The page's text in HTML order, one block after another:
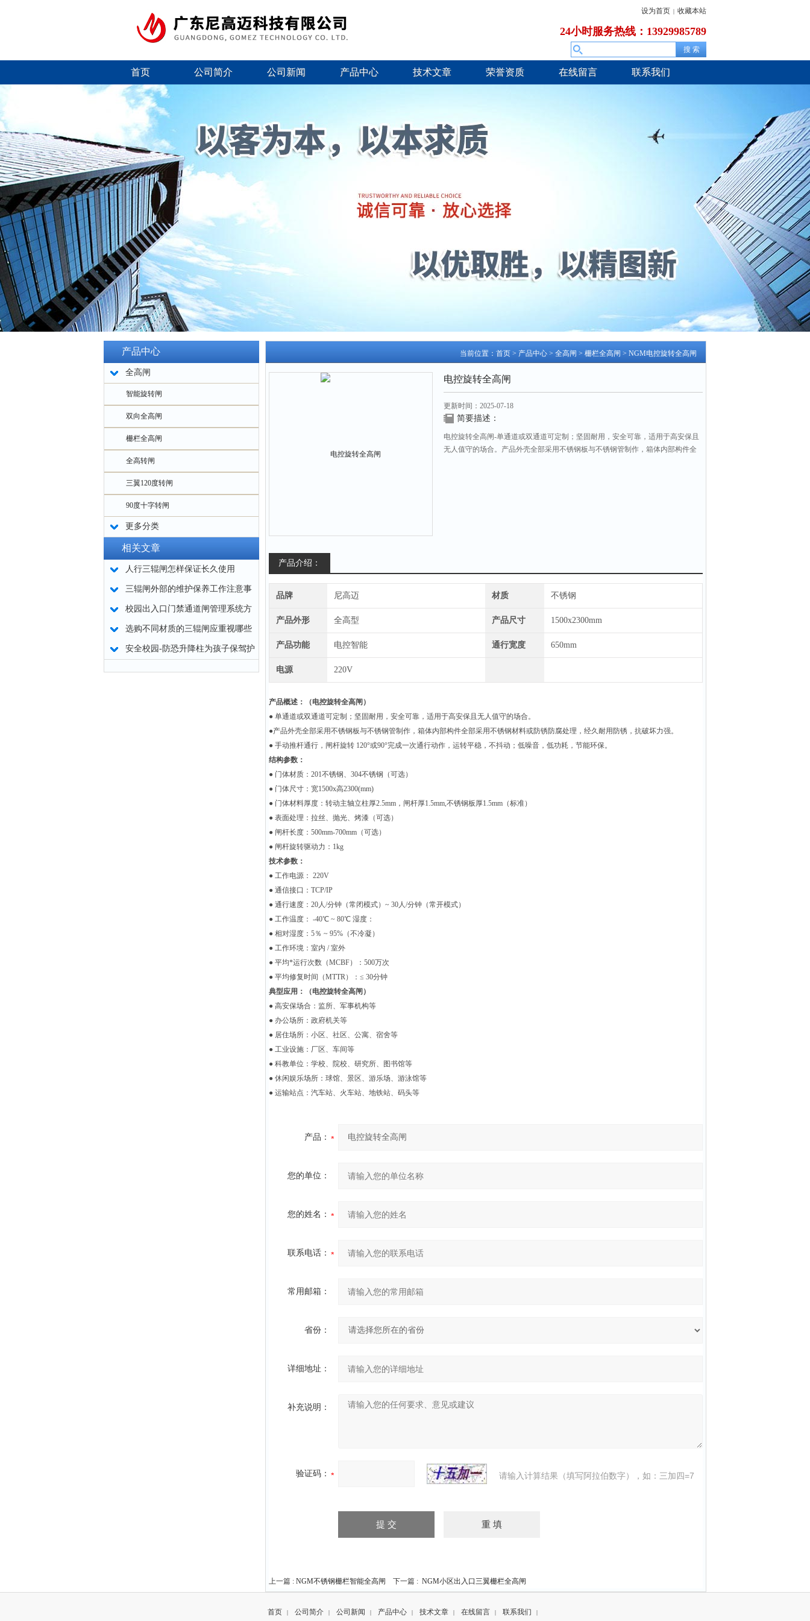
设为首页 | 收藏本站
24小时服务热线：13929985789
首页 公司简介 公司新闻 产品中心 技术文章 荣誉资质 在线留言 联系我们
产品中心
全高闸
智能旋转闸
双向全高闸
栅栏全高闸
全高转闸
三翼120度转闸
90度十字转闸
更多分类
相关文章
人行三辊闸怎样保证长久使用
三辊闸外部的维护保养工作注意事
项
校园出入口门禁通道闸管理系统方
案概述
选购不同材质的三辊闸应重视哪些
因素
安全校园-防恐升降柱为孩子保驾护
当前位置： 首页 > 产品中心 > 全高闸 > 栅栏全高闸 > NGM电控旋转全高闸
电控旋转全高闸
更新时间：2025-07-18
简要描述：
电控旋转全高闸-单通道或双通道可定制；坚固耐用，安全可靠，适用于高安保且
无人值守的场合。产品外壳全部采用不锈钢板与不锈钢管制作，箱体内部构件全
产品介绍：
品牌 尼高迈 材质 不锈钢
产品外形 全高型 产品尺寸 1500x2300mm
产品功能 电控智能 通行宽度 650mm
电源 220V
产品概述：（电控旋转全高闸 ）
● 单通道或双通道可定制；坚固耐用，安全可靠，适用于高安保且无人值守的场合。
●产品外壳全部采用不锈钢板与不锈钢管制作，箱体内部构件全部采用不锈钢材料或防锈防腐处理，经久耐用防锈，抗破坏力强。
● 手动推杆通行，闸杆旋转 120°或90°完成一次通行动作，运转平稳，不抖动；低噪音，低功耗，节能环保。
结构参数：
● 门体材质：201不锈钢、304不锈钢（可选）
● 门体尺寸：宽1500x高2300(mm)
● 门体材料厚度：转动主轴立柱厚2.5mm，闸杆厚1.5mm,不锈钢板厚1.5mm（标准）
● 表面处理：拉丝、抛光、烤漆（可选）
● 闸杆长度：500mm-700mm（可选）
● 闸杆旋转驱动力：1kg
技术参数：
● 工作电源： 220V
● 通信接口：TCP/IP
● 通行速度：20人/分钟（常闭模式）~ 30人/分钟（常开模式）
● 工作温度： -40℃ ~ 80℃ 湿度：
● 相对湿度：5％ ~ 95%（不冷凝）
● 工作环境：室内 / 室外
● 平均*运行次数（MCBF）：500万次
● 平均修复时间（MTTR）：≤ 30分钟
典型应用：（电控旋转全高闸 ）
● 高安保场合：监所、军事机构等
● 办公场所：政府机关等
● 居住场所：小区、社区、公寓、宿舍等
● 工业设施：厂区、车间等
● 科教单位：学校、院校、研究所、图书馆等
● 休闲娱乐场所：球馆、景区、游乐场、游泳馆等
● 运输站点：汽车站、火车站、地铁站、码头等
产品：
您的单位：
您的姓名：
联系电话：
常用邮箱：
省份：
详细地址：
补充说明：
验证码： 请输入计算结果（填写阿拉伯数字），如：三加四=7
上一篇 : NGM不锈钢栅栏智能全高闸 下一篇 : NGM小区出入口三翼栅栏全高闸
首页 | 公司简介 | 公司新闻 | 产品中心 | 技术文章 | 在线留言 | 联系我们 |